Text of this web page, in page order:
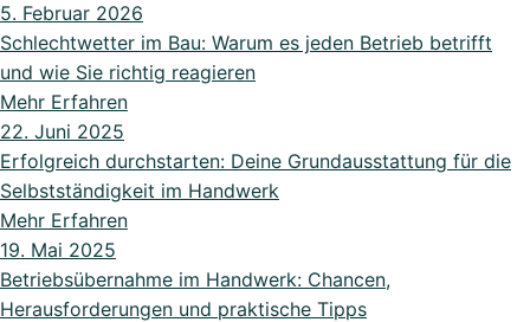
5. Februar 2026
Schlechtwetter im Bau: Warum es jeden Betrieb betrifft
und wie Sie richtig reagieren
Mehr Erfahren
22. Juni 2025
Erfolgreich durchstarten: Deine Grundausstattung für die
Selbstständigkeit im Handwerk
Mehr Erfahren
19. Mai 2025
Betriebsübernahme im Handwerk: Chancen,
Herausforderungen und praktische Tipps